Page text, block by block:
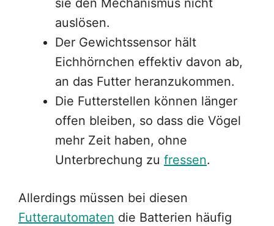
sie den Mechanismus nicht
auslösen.
Der Gewichtssensor hält
Eichhörnchen effektiv davon ab,
an das Futter heranzukommen.
Die Futterstellen können länger
offen bleiben, so dass die Vögel
mehr Zeit haben, ohne
Unterbrechung zu fressen.
Allerdings müssen bei diesen
Futterautomaten die Batterien häufig